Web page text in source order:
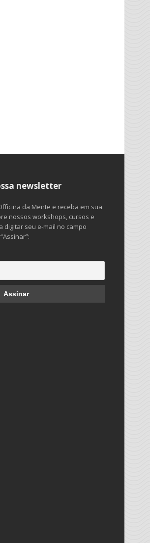
newsletter
da Mente e receba em sua
nossos workshops, cursos e
digitar seu e-mail no campo